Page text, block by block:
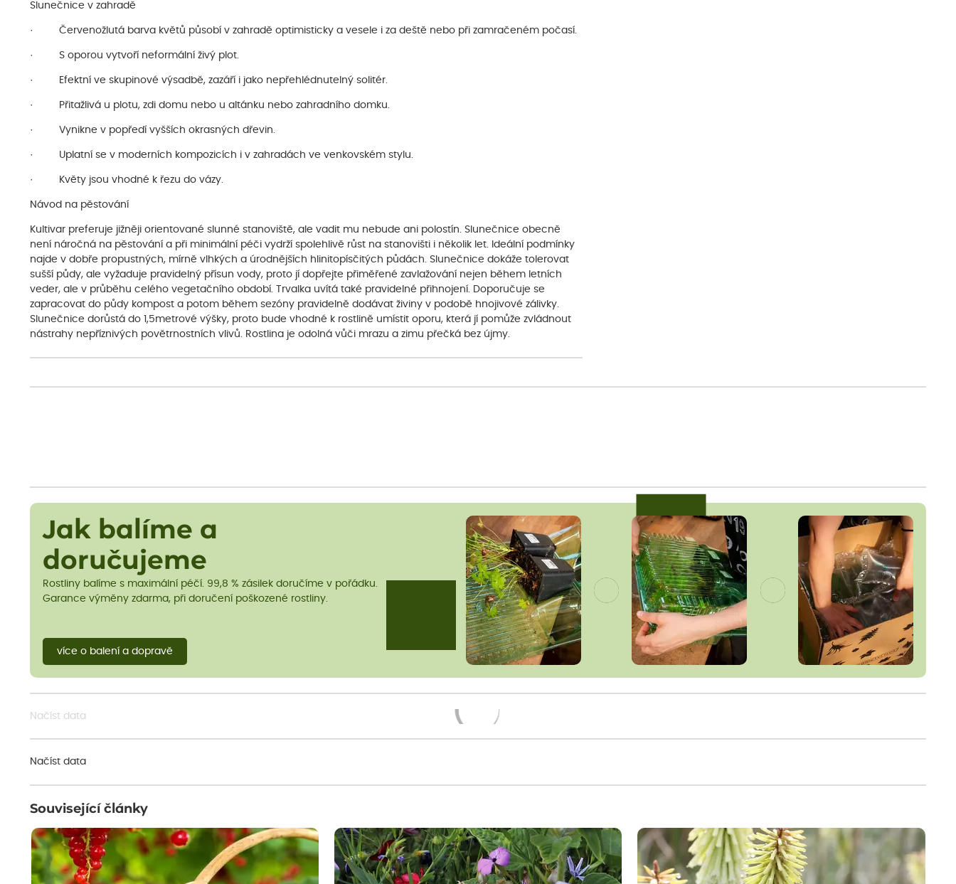
Slunečnice v zahradě
· Červenožlutá barva květů působí v zahradě optimisticky a vesele i za deště nebo při zamračeném počasí.
· S oporou vytvoří neformální živý plot.
· Efektní ve skupinové výsadbě, zazáří i jako nepřehlédnutelný solitér.
· Přitažlivá u plotu, zdi domu nebo u altánku nebo zahradního domku.
· Vynikne v popředí vyšších okrasných dřevin.
· Uplatní se v moderních kompozicích i v zahradách ve venkovském stylu.
· Květy jsou vhodné k řezu do vázy.
Návod na pěstování
Kultivar preferuje jižněji orientované slunné stanoviště, ale vadit mu nebude ani polostín. Slunečnice obecně
není náročná na pěstování a při minimální péči vydrží spolehlivě růst na stanovišti i několik let. Ideální podmínky
najde v dobře propustných, mírně vlhkých a úrodnějších hlinitopísčitých půdách. Slunečnice dokáže tolerovat
sušší půdy, ale vyžaduje pravidelný přísun vody, proto jí dopřejte přiměřené zavlažování nejen během letních
veder, ale v průběhu celého vegetačního období. Trvalka uvítá také pravidelné přihnojení. Doporučuje se
zapracovat do půdy kompost a potom během sezóny pravidelně dodávat živiny v podobě hnojivové zálivky.
Slunečnice dorůstá do 1,5metrové výšky, proto bude vhodné k rostlině umístit oporu, která jí pomůže zvládnout
nástrahy nepříznivých povětrnostních vlivů. Rostlina je odolná vůči mrazu a zimu přečká bez újmy.
Jak balíme a
doručujeme
Rostliny balíme s maximální péčí. 99,8 % zásilek doručíme v pořádku.
Garance výměny zdarma, při doručení poškozené rostliny.
více o balení a dopravě
Načíst data
Načíst data
Související články